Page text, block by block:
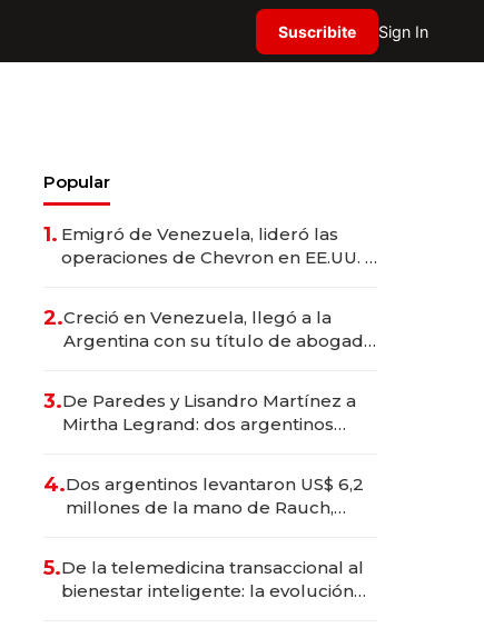
Suscribite Sign In
Popular
1. Emigró de Venezuela, lideró las
operaciones de Chevron en EE.UU. y
2.Creció en Venezuela, llegó a la
Argentina con su título de abogado
marcas "fast premium"
3.De Paredes y Lisandro Martínez a
Mirtha Legrand: dos argentinos
deportivo y el cuidado corporal
4.Dos argentinos levantaron US$ 6,2
millones de la mano de Rauch,
5.De la telemedicina transaccional al
bienestar inteligente: la evolución